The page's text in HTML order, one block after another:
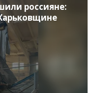
россияне: